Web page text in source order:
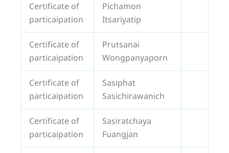
Certificate of
particaipation
Pichamon
Itsariyatip
Certificate of
particaipation
Prutsanai
Wongpanyaporn
Certificate of
particaipation
Sasiphat
Sasichirawanich
Certificate of
particaipation
Sasiratchaya
Fuangjan